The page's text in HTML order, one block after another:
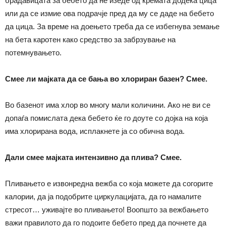
или да се измие ова подрачје пред да му се даде на бебето
да цица. За време на доењето треба да се избегнува земање
на бета каротен како средство за забрзување на
потемнувањето.
Смее ли мајката да се бања во хлориран базен? Смее.
Во базенот има хлор во многу мали количини. Ако не ви се
допаѓа помислата дека бебето ќе го доуте со дојка на која
има хлорирана вода, исплакнете ја со обична вода.
Дали смее мајката интензивно да плива? Смее.
Пливањето е извонредна вежба со која можете да согорите
калории, да ја подобрите циркулацијата, да го намалите
стресот… уживајте во пливањето! Воопшто за вежбањето
важи правилото да го подоите бебето пред да почнете да